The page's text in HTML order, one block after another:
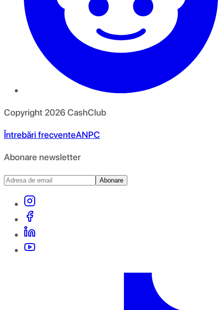
Copyright 2026CashClub
Întrebări frecventeANPC
Abonare newsletter
Abonare